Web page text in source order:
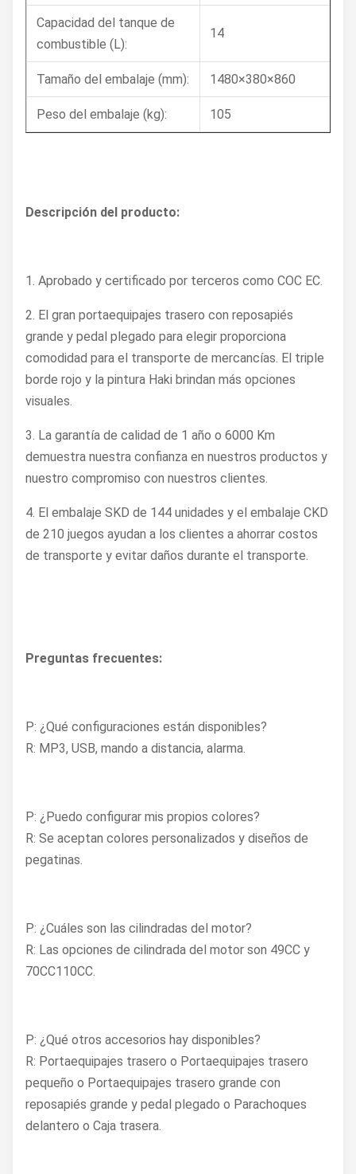
Capacidad del tanque de
combustible (L):
14
Tamaño del embalaje (mm): 1480×380×860
Peso del embalaje (kg): 105
Descripción del producto:
1. Aprobado y certificado por terceros como COC EC.
2. El gran portaequipajes trasero con reposapiés
grande y pedal plegado para elegir proporciona
comodidad para el transporte de mercancías. El triple
borde rojo y la pintura Haki brindan más opciones
visuales.
3. La garantía de calidad de 1 año o 6000 Km
demuestra nuestra confianza en nuestros productos y
nuestro compromiso con nuestros clientes.
4. El embalaje SKD de 144 unidades y el embalaje CKD
de 210 juegos ayudan a los clientes a ahorrar costos
de transporte y evitar daños durante el transporte.
Preguntas frecuentes:
P: ¿Qué configuraciones están disponibles?
R: MP3, USB, mando a distancia, alarma.
P: ¿Puedo configurar mis propios colores?
R: Se aceptan colores personalizados y diseños de
pegatinas.
P: ¿Cuáles son las cilindradas del motor?
R: Las opciones de cilindrada del motor son 49CC y
70CC110CC.
P: ¿Qué otros accesorios hay disponibles?
R: Portaequipajes trasero o Portaequipajes trasero
pequeño o Portaequipajes trasero grande con
reposapiés grande y pedal plegado o Parachoques
delantero o Caja trasera.